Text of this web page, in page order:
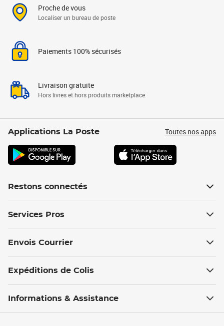
Proche de vous
Localiser un bureau de poste
Paiements 100% sécurisés
Livraison gratuite
Hors livres et hors produits marketplace
Applications La Poste Toutes nos apps
Restons connectés
Services Pros
Envois Courrier
Expéditions de Colis
Informations & Assistance